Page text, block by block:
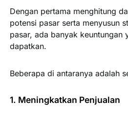
Dengan pertama menghitung
potensi pasar serta menyusun
pasar, ada banyak keuntungan
dapatkan.
Beberapa di antaranya adalah
1. Meningkatkan Penjualan